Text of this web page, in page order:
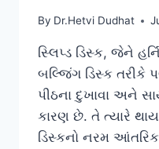
By Dr.Hetvi Dudhat
સ્લિપ્ડ ડિસ્ક, જેને
બલ્જિંગ ડિસ્ક
પીઠના દુખાવા અને
કારણ છે. તે ત્યારે
ડિસ્કનો નરમ